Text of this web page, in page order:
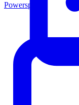
Powersports